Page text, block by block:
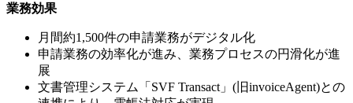
業務効果
月間約1,500件の申請業務がデジタル化
申請業務の効率化が進み、業務プロセスの円滑化が進
展
文書管理システム「SVF Transact」(旧invoiceAgent)との